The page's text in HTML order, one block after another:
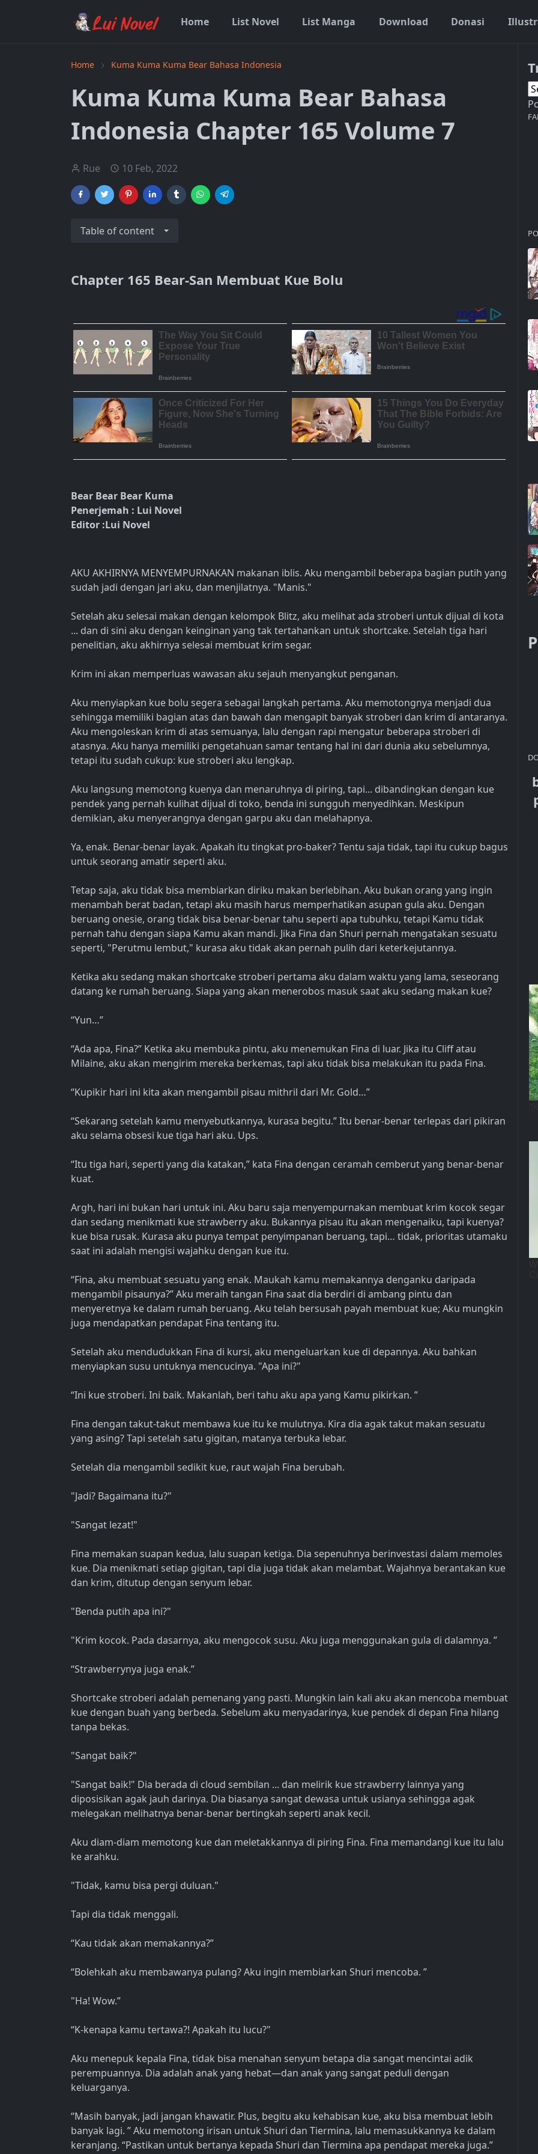
Home List Novel List Manga Download Donasi
Home Kuma Kuma Kuma Bear Bahasa Indonesia
Kuma Kuma Kuma Bear Bahasa
Indonesia Chapter 165 Volume 7
Rue 10 Feb, 2022
Table of content
Chapter 165 Bear-San Membuat Kue Bolu
Bear Bear Bear Kuma
Penerjemah : Lui Novel
Editor :Lui Novel
AKU AKHIRNYA MENYEMPURNAKAN makanan iblis. Aku mengambil beberapa bagian putih yang
sudah jadi dengan jari aku, dan menjilatnya. "Manis."
Setelah aku selesai makan dengan kelompok Blitz, aku melihat ada stroberi untuk dijual di kota
... dan di sini aku dengan keinginan yang tak tertahankan untuk shortcake. Setelah tiga hari
penelitian, aku akhirnya selesai membuat krim segar.
Krim ini akan memperluas wawasan aku sejauh menyangkut penganan.
Aku menyiapkan kue bolu segera sebagai langkah pertama. Aku memotongnya menjadi dua
sehingga memiliki bagian atas dan bawah dan mengapit banyak stroberi dan krim di antaranya.
Aku mengoleskan krim di atas semuanya, lalu dengan rapi mengatur beberapa stroberi di
atasnya. Aku hanya memiliki pengetahuan samar tentang hal ini dari dunia aku sebelumnya,
tetapi itu sudah cukup: kue stroberi aku lengkap.
Aku langsung memotong kuenya dan menaruhnya di piring, tapi... dibandingkan dengan kue
pendek yang pernah kulihat dijual di toko, benda ini sungguh menyedihkan. Meskipun
demikian, aku menyerangnya dengan garpu aku dan melahapnya.
Ya, enak. Benar-benar layak. Apakah itu tingkat pro-baker? Tentu saja tidak, tapi itu cukup bagus
untuk seorang amatir seperti aku.
Tetap saja, aku tidak bisa membiarkan diriku makan berlebihan. Aku bukan orang yang ingin
menambah berat badan, tetapi aku masih harus memperhatikan asupan gula aku. Dengan
beruang onesie, orang tidak bisa benar-benar tahu seperti apa tubuhku, tetapi Kamu tidak
pernah tahu dengan siapa Kamu akan mandi. Jika Fina dan Shuri pernah mengatakan sesuatu
seperti, "Perutmu lembut," kurasa aku tidak akan pernah pulih dari keterkejutannya.
Ketika aku sedang makan shortcake stroberi pertama aku dalam waktu yang lama, seseorang
datang ke rumah beruang. Siapa yang akan menerobos masuk saat aku sedang makan kue?
“Yun…”
“Ada apa, Fina?” Ketika aku membuka pintu, aku menemukan Fina di luar. Jika itu Cliff atau
Milaine, aku akan mengirim mereka berkemas, tapi aku tidak bisa melakukan itu pada Fina.
“Kupikir hari ini kita akan mengambil pisau mithril dari Mr. Gold…”
“Sekarang setelah kamu menyebutkannya, kurasa begitu.” Itu benar-benar terlepas dari pikiran
aku selama obsesi kue tiga hari aku. Ups.
“Itu tiga hari, seperti yang dia katakan,” kata Fina dengan ceramah cemberut yang benar-benar
kuat.
Argh, hari ini bukan hari untuk ini. Aku baru saja menyempurnakan membuat krim kocok segar
dan sedang menikmati kue strawberry aku. Bukannya pisau itu akan mengenaiku, tapi kuenya?
kue bisa rusak. Kurasa aku punya tempat penyimpanan beruang, tapi… tidak, prioritas utamaku
saat ini adalah mengisi wajahku dengan kue itu.
“Fina, aku membuat sesuatu yang enak. Maukah kamu memakannya denganku daripada
mengambil pisaunya?” Aku meraih tangan Fina saat dia berdiri di ambang pintu dan
menyeretnya ke dalam rumah beruang. Aku telah bersusah payah membuat kue; Aku mungkin
juga mendapatkan pendapat Fina tentang itu.
Setelah aku mendudukkan Fina di kursi, aku mengeluarkan kue di depannya. Aku bahkan
menyiapkan susu untuknya mencucinya. "Apa ini?"
“Ini kue stroberi. Ini baik. Makanlah, beri tahu aku apa yang Kamu pikirkan. ”
Fina dengan takut-takut membawa kue itu ke mulutnya. Kira dia agak takut makan sesuatu
yang asing? Tapi setelah satu gigitan, matanya terbuka lebar.
Setelah dia mengambil sedikit kue, raut wajah Fina berubah.
"Jadi? Bagaimana itu?"
"Sangat lezat!"
Fina memakan suapan kedua, lalu suapan ketiga. Dia sepenuhnya berinvestasi dalam memoles
kue. Dia menikmati setiap gigitan, tapi dia juga tidak akan melambat. Wajahnya berantakan kue
dan krim, ditutup dengan senyum lebar.
"Benda putih apa ini?"
"Krim kocok. Pada dasarnya, aku mengocok susu. Aku juga menggunakan gula di dalamnya. ”
“Strawberrynya juga enak.”
Shortcake stroberi adalah pemenang yang pasti. Mungkin lain kali aku akan mencoba membuat
kue dengan buah yang berbeda. Sebelum aku menyadarinya, kue pendek di depan Fina hilang
tanpa bekas.
"Sangat baik?"
"Sangat baik!" Dia berada di cloud sembilan ... dan melirik kue strawberry lainnya yang
diposisikan agak jauh darinya. Dia biasanya sangat dewasa untuk usianya sehingga agak
melegakan melihatnya benar-benar bertingkah seperti anak kecil.
Aku diam-diam memotong kue dan meletakkannya di piring Fina. Fina memandangi kue itu lalu
ke arahku.
"Tidak, kamu bisa pergi duluan."
Tapi dia tidak menggali.
“Kau tidak akan memakannya?”
“Bolehkah aku membawanya pulang? Aku ingin membiarkan Shuri mencoba. ”
"Ha! Wow.”
“K-kenapa kamu tertawa?! Apakah itu lucu?"
Aku menepuk kepala Fina, tidak bisa menahan senyum betapa dia sangat mencintai adik
perempuannya. Dia adalah anak yang hebat—dan anak yang sangat peduli dengan
keluarganya.
“Masih banyak, jadi jangan khawatir. Plus, begitu aku kehabisan kue, aku bisa membuat lebih
banyak lagi. ” Aku memotong irisan untuk Shuri dan Tiermina, lalu memasukkannya ke dalam
keranjang. “Pastikan untuk bertanya kepada Shuri dan Tiermina apa pendapat mereka juga.”